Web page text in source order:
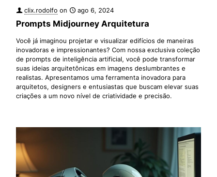
clix.rodolfo on ago 6, 2024
Prompts Midjourney Arquitetura
Você já imaginou projetar e visualizar edifícios de maneiras
inovadoras e impressionantes? Com nossa exclusiva coleção
de prompts de inteligência artificial, você pode transformar
suas ideias arquitetônicas em imagens deslumbrantes e
realistas. Apresentamos uma ferramenta inovadora para
arquitetos, designers e entusiastas que buscam elevar suas
criações a um novo nível de criatividade e precisão.